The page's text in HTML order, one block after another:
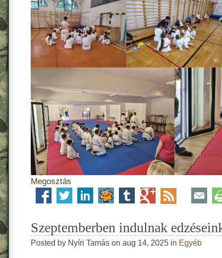
Megosztás
Szeptemberben indulnak
Posted by Nyíri Tamás on aug 14, 2025 in Egyéb